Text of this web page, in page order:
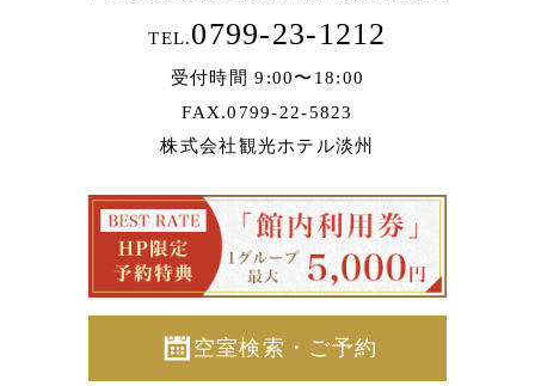
TEL.0799-23-1212
受付時間 9:00〜18:00
FAX.0799-22-5823
株式会社観光ホテル淡州
空室検索・ご予約